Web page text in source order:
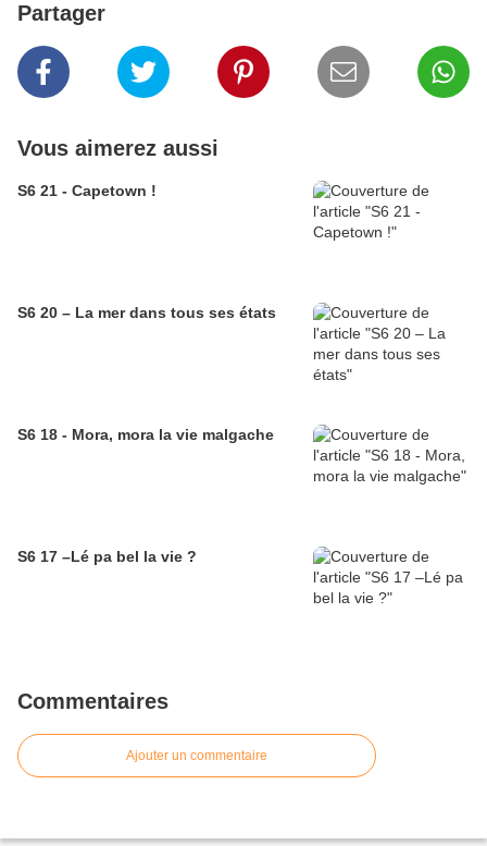
Partager
Vous aimerez aussi
S6 21 - Capetown !
S6 20 – La mer dans tous ses états
S6 18 - Mora, mora la vie malgache
S6 17 –Lé pa bel la vie ?
Commentaires
Ajouter un commentaire